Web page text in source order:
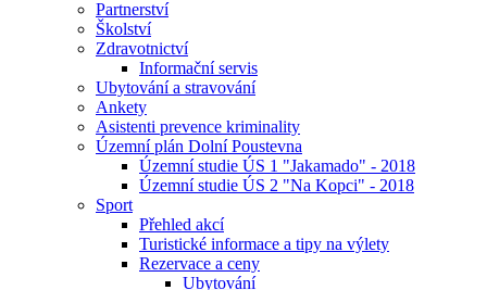
Partnerství
Školství
Zdravotnictví
Informační servis
Ubytování a stravování
Ankety
Asistenti prevence kriminality
Územní plán Dolní Poustevna
Územní studie ÚS 1 "Jakamado" - 2018
Územní studie ÚS 2 "Na Kopci" - 2018
Sport
Přehled akcí
Turistické informace a tipy na výlety
Rezervace a ceny
Ubytování